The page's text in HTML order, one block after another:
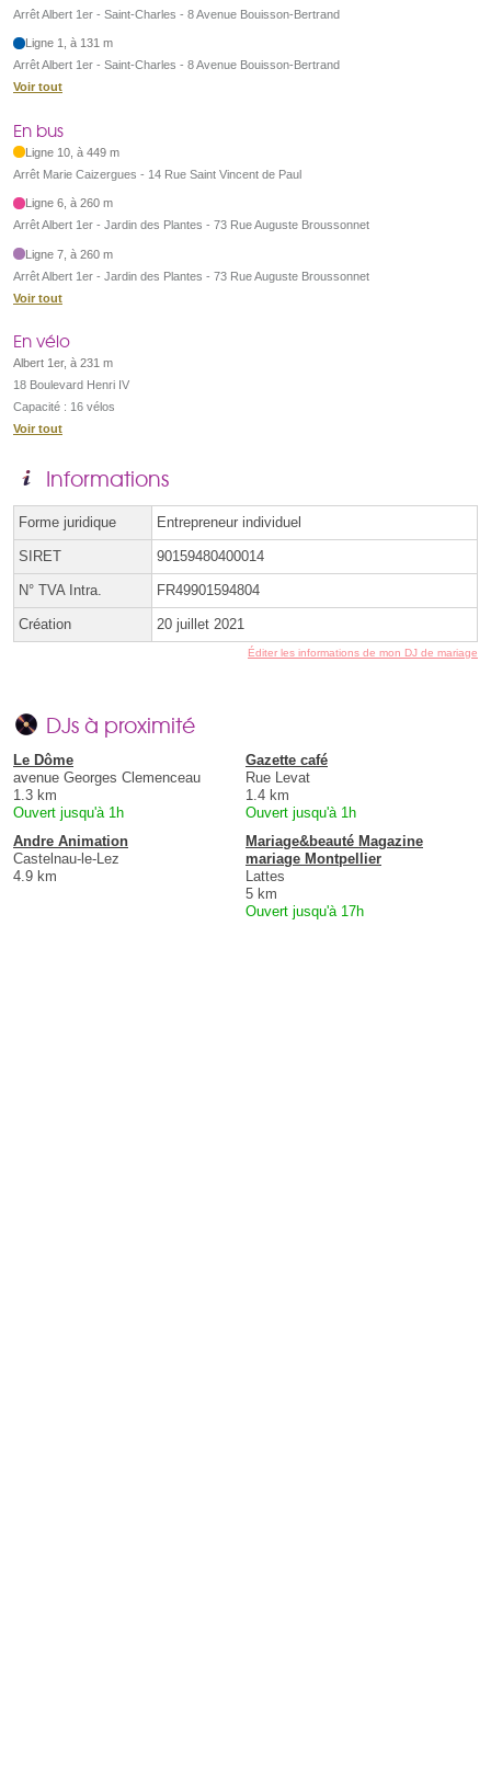
Arrêt Albert 1er - Saint-Charles - 8 Avenue Bouisson-Bertrand
Ligne 1, à 131 m
Arrêt Albert 1er - Saint-Charles - 8 Avenue Bouisson-Bertrand
Voir tout
En bus
Ligne 10, à 449 m
Arrêt Marie Caizergues - 14 Rue Saint Vincent de Paul
Ligne 6, à 260 m
Arrêt Albert 1er - Jardin des Plantes - 73 Rue Auguste Broussonnet
Ligne 7, à 260 m
Arrêt Albert 1er - Jardin des Plantes - 73 Rue Auguste Broussonnet
Voir tout
En vélo
Albert 1er, à 231 m
18 Boulevard Henri IV
Capacité : 16 vélos
Voir tout
Informations
Forme juridique Entrepreneur individuel
SIRET 90159480400014
N° TVA Intra. FR49901594804
Création 20 juillet 2021
Éditer les informations de mon DJ de mariage
DJs à proximité
Le Dôme
avenue Georges Clemenceau
1.3 km
Ouvert jusqu'à 1h
Gazette café
Rue Levat
1.4 km
Ouvert jusqu'à 1h
Andre Animation
Castelnau-le-Lez
4.9 km
Mariage&beauté Magazine
mariage Montpellier
Lattes
5 km
Ouvert jusqu'à 17h